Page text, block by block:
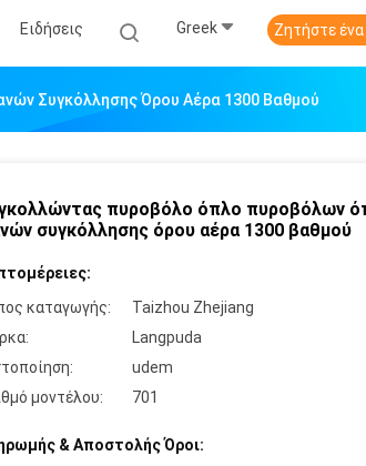
Ειδήσεις Greek Ζητήστε
Συγκόλλησης Όρου Αέρα 1300 Βαθμού
πυροβόλο όπλο πυροβόλων
συγκόλλησης όρου αέρα 1300 βαθμού
καταγωγής:
Taizhou Zhejiang
Langpuda
udem
μοντέλου:
701
& Αποστολής Όροι: